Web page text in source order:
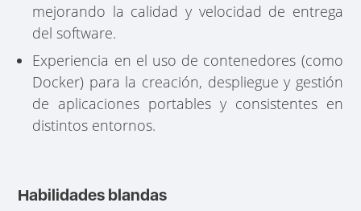
mejorando la calidad y velocidad de entrega
del software.
Experiencia en el uso de contenedores (como
Docker) para la creación, despliegue y gestión
de aplicaciones portables y consistentes en
distintos entornos.
Habilidades blandas